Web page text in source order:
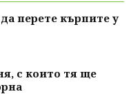
перете кърпите у
с които тя ще